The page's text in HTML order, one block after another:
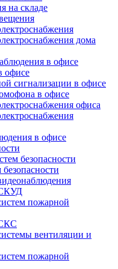
на складе
дома
в офисе
офисе
сигнализации в офисе
в офисе
офиса
в офисе
безопасности
пожарной
вентиляции и
пожарной